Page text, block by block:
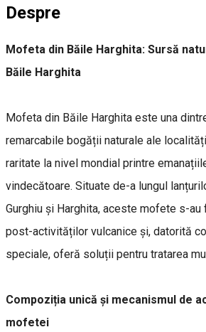
Despre
Mofeta din Băile Harghita: Sursă
Băile Harghita
Mofeta din Băile Harghita este una
remarcabile bogății naturale ale
raritate la nivel mondial printre
vindecătoare. Situate de-a lungul
Gurghiu și Harghita, aceste mofete s-au
post-activităților vulcanice și, datorită
speciale, oferă soluții pentru tratarea
Compoziția unică și mecanismul de
mofetei